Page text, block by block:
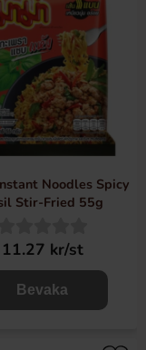
Noodles Spicy
Stir-Fried 55g
11.27 kr/st
Bevaka